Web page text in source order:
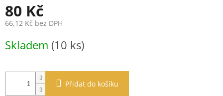
80 Kč
66,12 Kč bez DPH
cena:
Skladem (10 ks)
Přidat do košíku